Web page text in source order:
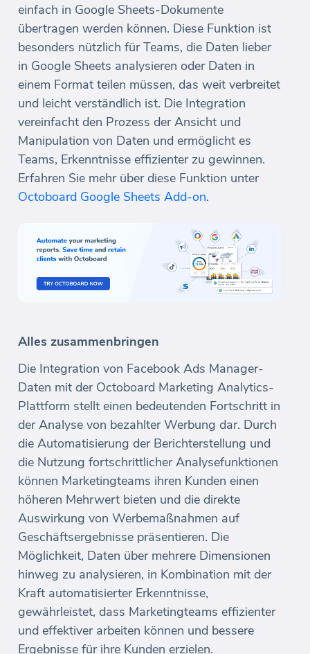
einfach in Google Sheets-Dokumente
übertragen werden können. Diese Funktion ist
besonders nützlich für Teams, die Daten lieber
in Google Sheets analysieren oder Daten in
einem Format teilen müssen, das weit verbreitet
und leicht verständlich ist. Die Integration
vereinfacht den Prozess der Ansicht und
Manipulation von Daten und ermöglicht es
Teams, Erkenntnisse effizienter zu gewinnen.
Erfahren Sie mehr über diese Funktion unter
Octoboard Google Sheets Add-on.
Alles zusammenbringen
Die Integration von Facebook Ads Manager-
Daten mit der Octoboard Marketing Analytics-
Plattform stellt einen bedeutenden Fortschritt in
der Analyse von bezahlter Werbung dar. Durch
die Automatisierung der Berichterstellung und
die Nutzung fortschrittlicher Analysefunktionen
können Marketingteams ihren Kunden einen
höheren Mehrwert bieten und die direkte
Auswirkung von Werbemaßnahmen auf
Geschäftsergebnisse präsentieren. Die
Möglichkeit, Daten über mehrere Dimensionen
hinweg zu analysieren, in Kombination mit der
Kraft automatisierter Erkenntnisse,
gewährleistet, dass Marketingteams effizienter
und effektiver arbeiten können und bessere
Ergebnisse für ihre Kunden erzielen.